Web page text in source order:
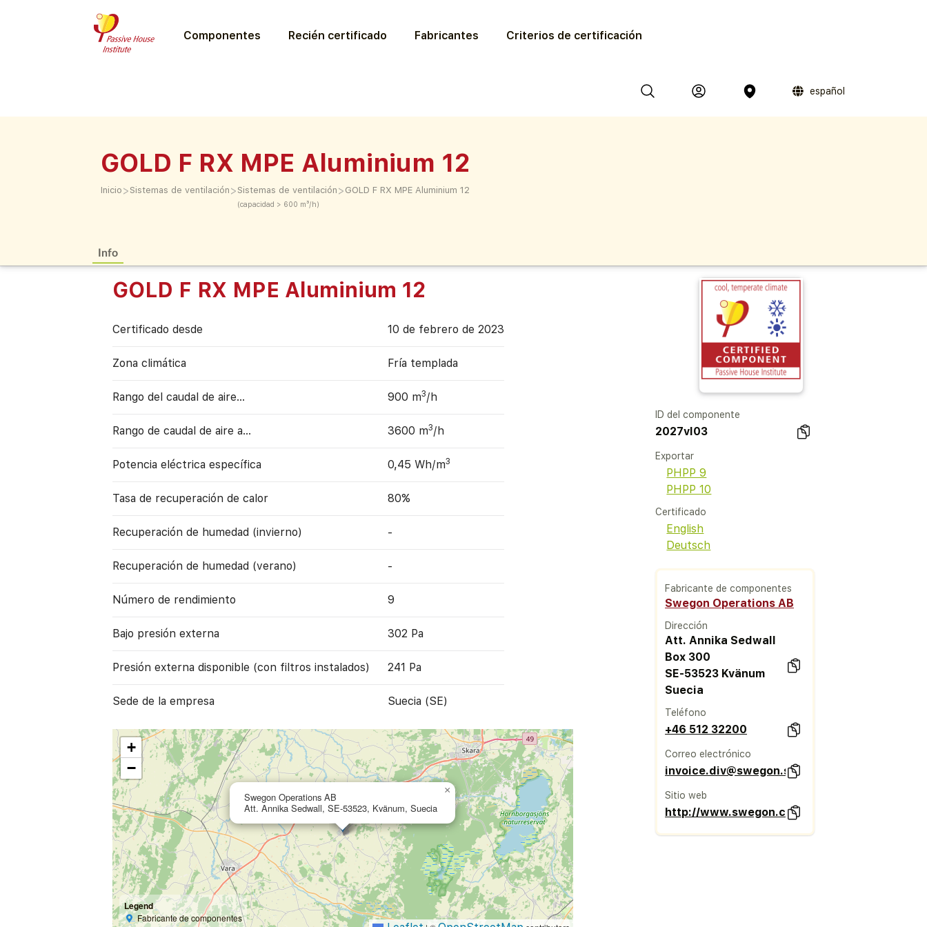
Componentes Recién certificado Fabricantes Criterios de certificación
español
GOLD F RX MPE Aluminium 12
Inicio > Sistemas de ventilación > Sistemas de ventilación
(capacidad > 600 m³/h)
> GOLD F RX MPE Aluminium 12
Info
GOLD F RX MPE Aluminium 12
Certificado desde 10 de febrero de 2023
Zona climática Fría templada
Rango del caudal de aire... 900 m3/h
Rango de caudal de aire a… 3600 m3/h
Potencia eléctrica específica 0,45 Wh/m3
Tasa de recuperación de calor 80%
Recuperación de humedad (invierno) -
Recuperación de humedad (verano) -
Número de rendimiento 9
Bajo presión externa 302 Pa
Presión externa disponible (con filtros instalados) 241 Pa
Sede de la empresa Suecia (SE)
Swegon Operations AB
Att. Annika Sedwall, SE-53523, Kvänum, Suecia
×
+
−
Legend
Fabricante de componentes
ID del componente
2027vl03
Exportar
PHPP 9
PHPP 10
Certificado
English
Deutsch
Fabricante de componentes
Swegon Operations AB
Dirección
Att. Annika Sedwall
Box 300
SE-53523 Kvänum
Suecia
Teléfono
+46 512 32200
Correo electrónico
invoice.div@swegon.se
Sitio web
http://www.swegon.com